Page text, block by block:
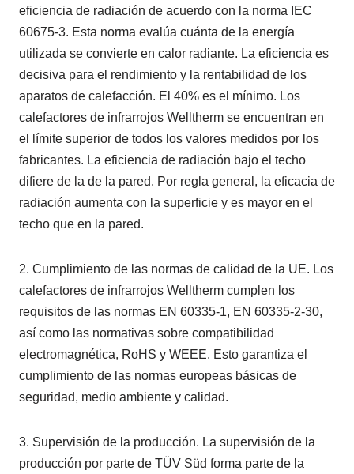
eficiencia de radiación de acuerdo con la norma IEC
60675-3. Esta norma evalúa cuánta de la energía
utilizada se convierte en calor radiante. La eficiencia es
decisiva para el rendimiento y la rentabilidad de los
aparatos de calefacción. El 40% es el mínimo. Los
calefactores de infrarrojos Welltherm se encuentran en
el límite superior de todos los valores medidos por los
fabricantes. La eficiencia de radiación bajo el techo
difiere de la de la pared. Por regla general, la eficacia de
radiación aumenta con la superficie y es mayor en el
techo que en la pared.
2. Cumplimiento de las normas de calidad de la UE. Los
calefactores de infrarrojos Welltherm cumplen los
requisitos de las normas EN 60335-1, EN 60335-2-30,
así como las normativas sobre compatibilidad
electromagnética, RoHS y WEEE. Esto garantiza el
cumplimiento de las normas europeas básicas de
seguridad, medio ambiente y calidad.
3. Supervisión de la producción. La supervisión de la
producción por parte de TÜV Süd forma parte de la